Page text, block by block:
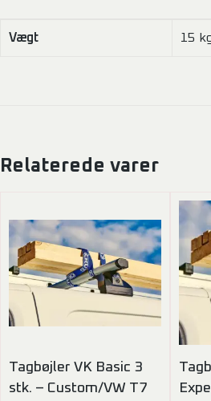
Vægt 15
Relaterede varer
Tagbøjler VK Basic 3
stk. – Custom/VW T7